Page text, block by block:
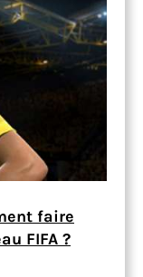
faire
FIFA ?